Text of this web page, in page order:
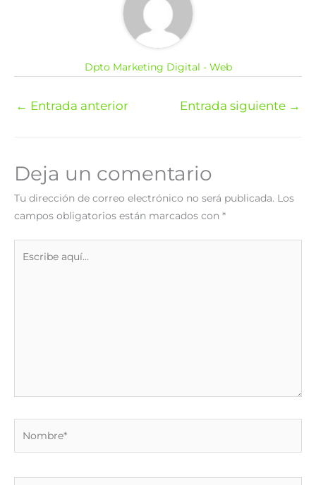
Dpto Marketing Digital - Web
← Entrada anterior Entrada siguiente →
Deja un comentario
Tu dirección de correo electrónico no será publicada. Los
campos obligatorios están marcados con *